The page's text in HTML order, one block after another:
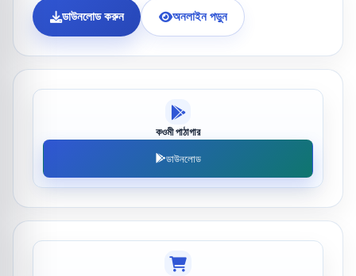
ডাউনলোড করুন অনলাইন পড়ুন
কওমী পাঠাগার
ডাউনলোড